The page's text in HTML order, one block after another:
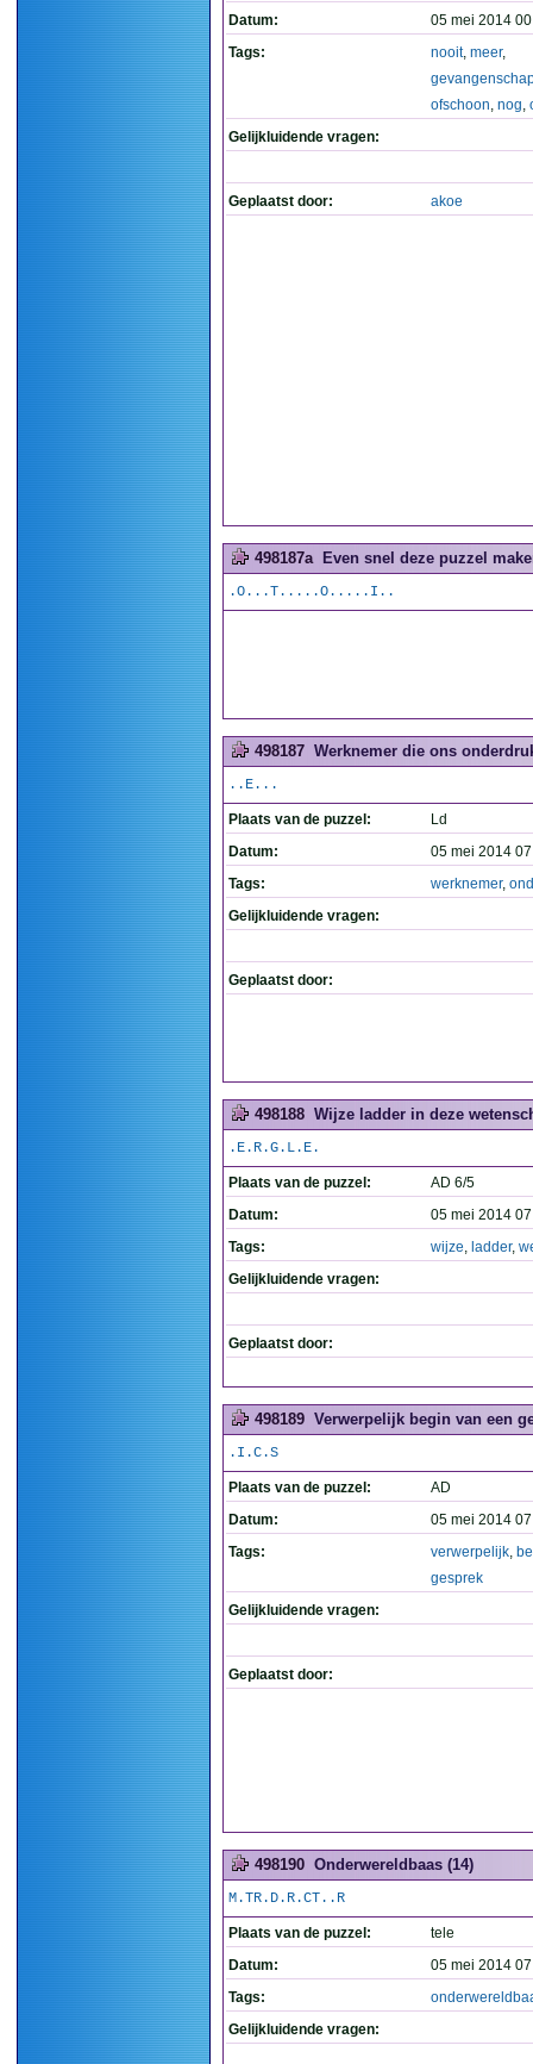
Datum:
05 mei 2014
Tags:
nooit, meer,
ofschoon, nog,
Gelijkluidende vragen:
Geplaatst door: akoe
498187a Even snel deze puzzel
.O...T.....O.....I..
498187 Werknemer die ons
..E...
Plaats van de puzzel:
Ld
Datum:
05 mei 2014
Tags:
werknemer,
Gelijkluidende vragen:
Geplaatst door:
498188 Wijze ladder in deze
.E.R.G.L.E.
Plaats van de puzzel:
AD 6/5
Datum:
05 mei 2014
Tags:
wijze, ladder,
Gelijkluidende vragen:
Geplaatst door:
498189 Verwerpelijk begin van een
.I.C.S
Plaats van de puzzel:
AD
Datum:
05 mei 2014
Tags:
verwerpelijk,
gesprek
Gelijkluidende vragen:
Geplaatst door:
498190 Onderwereldbaas (14)
M.TR.D.R.CT..R
Plaats van de puzzel:
tele
Datum:
05 mei 2014
Tags:
Gelijkluidende vragen: